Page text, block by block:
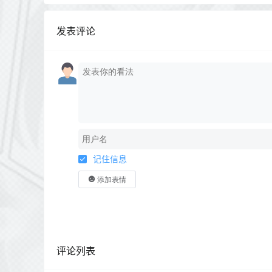
发表评论
记住信息
添加表情
评论列表